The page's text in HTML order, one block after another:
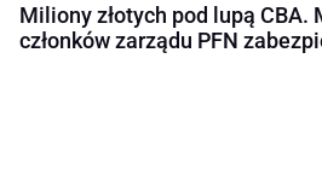
Miliony złotych pod lupą CBA.
członków zarządu PFN